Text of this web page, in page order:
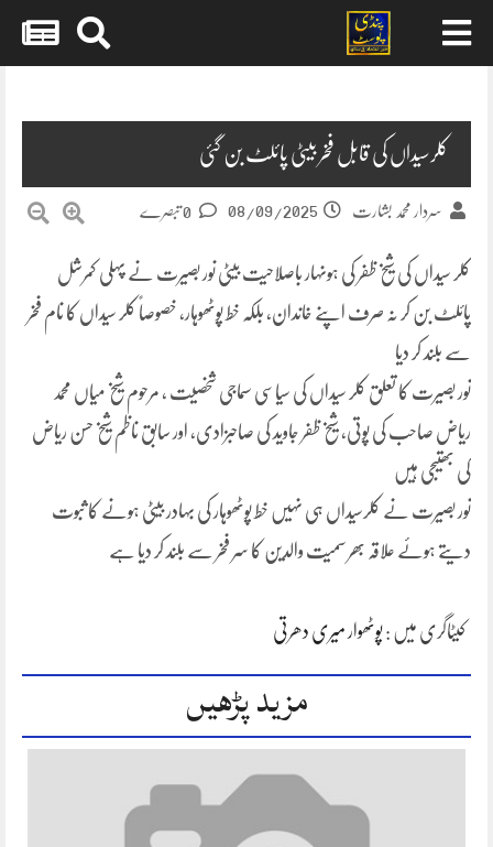
کلرسیداں کی قابل فخر بیٹی پائلٹ بن گئی
سردار محمد بشارت 08/09/2025
کلر سیداں کی شیخ ظفر کی ہونہار باصلاحیت بیٹی نور بصیرت نے پہلی کمرشل
پائلٹ بن کر نہ صرف اپنے خاندان، بلکہ خط پوٹھوہار، خصوصاً کلر سیداں کا نام فخر
سے بلند کر دیا
نور بصیرت کا تعلق کلر سیداں کی سیاسی سماجی شخصیت ، مرحوم شیخ میاں محمد
ریاض صاحب کی پوتی، شیخ ظفر جاوید کی صاحبزادی، اور سابق ناظم شیخ حسن ریاض
کی بھتیجی ہیں
نور بصیرت نے کلرسیداں ہی نہیں خط پوٹھوہار کی بہادر بیٹی ہونے کا ثبوت
دیتے ہوئے علاقہ بھر سمیت والدین کا سر فخر سے بلند کر دیا ہے
کیٹاگری میں :پوٹھوار میری دھرتی
مزید پڑھیں